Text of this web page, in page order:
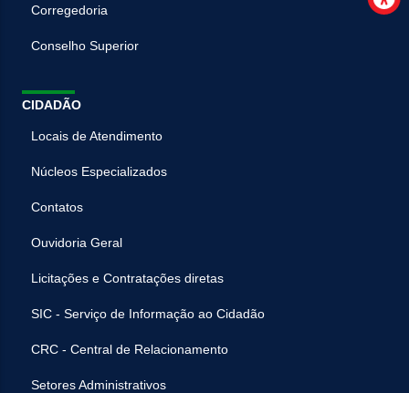
Corregedoria
Conselho Superior
CIDADÃO
Locais de Atendimento
Núcleos Especializados
Contatos
Ouvidoria Geral
Licitações e Contratações diretas
SIC - Serviço de Informação ao Cidadão
CRC - Central de Relacionamento
Setores Administrativos